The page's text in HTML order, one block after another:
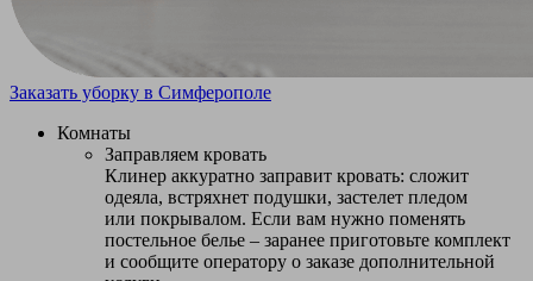
Заказать уборку в Симферополе
Комнаты
Заправляем кровать
Клинер аккуратно заправит кровать: сложит
одеяла, встряхнет подушки, застелет пледом
или покрывалом. Если вам нужно поменять
постельное белье – заранее приготовьте комплект
и сообщите оператору о заказе дополнительной